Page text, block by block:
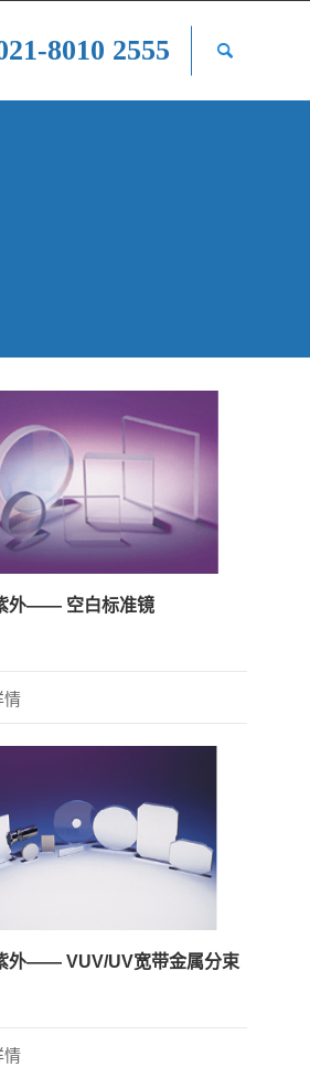
8010 2555
外—— 空白标准镜
情
外—— VUV/UV宽带金属分束
情